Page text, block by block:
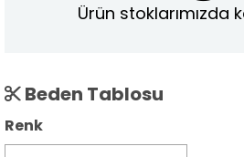
Ürün stoklarımızda
Beden Tablosu
Renk